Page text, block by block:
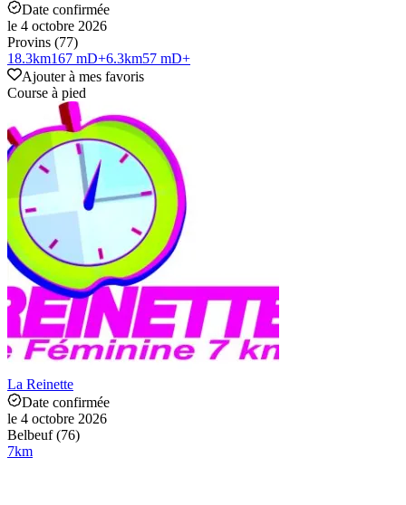
Date confirmée
le 4 octobre 2026
Provins (77)
18.3km167 mD+6.3km57 mD+
Ajouter à mes favoris
Course à pied
La Reinette
Date confirmée
le 4 octobre 2026
Belbeuf (76)
7km